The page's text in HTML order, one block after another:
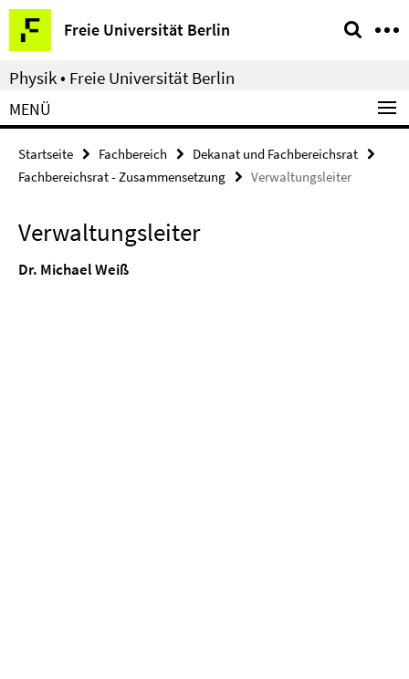
Springe
direkt
zu
Inhalt
Freie Universität Berlin
Service-
Navigation
Physik • Freie Universität Berlin
MENÜ
Startseite Fachbereich
Dekanat und Fachbereichsrat
Fachbereichsrat - Zusammensetzung
Verwaltungsleiter
Verwaltungsleiter
Dr. Michael Weiß